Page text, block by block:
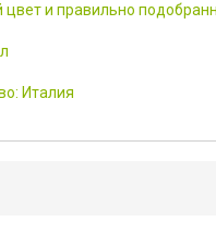
и правильно
Италия